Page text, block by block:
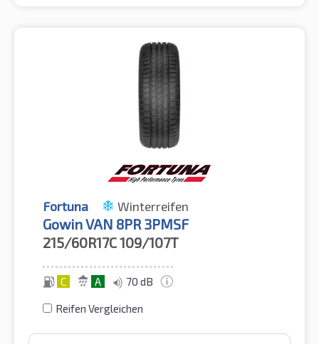
Fortuna Winterreifen
Gowin VAN 8PR 3PMSF
215/60R17C109/107T
C A 70 dB
Reifen Vergleichen